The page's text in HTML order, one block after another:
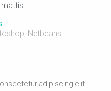
mattis
Netbeans
adipiscing elit.